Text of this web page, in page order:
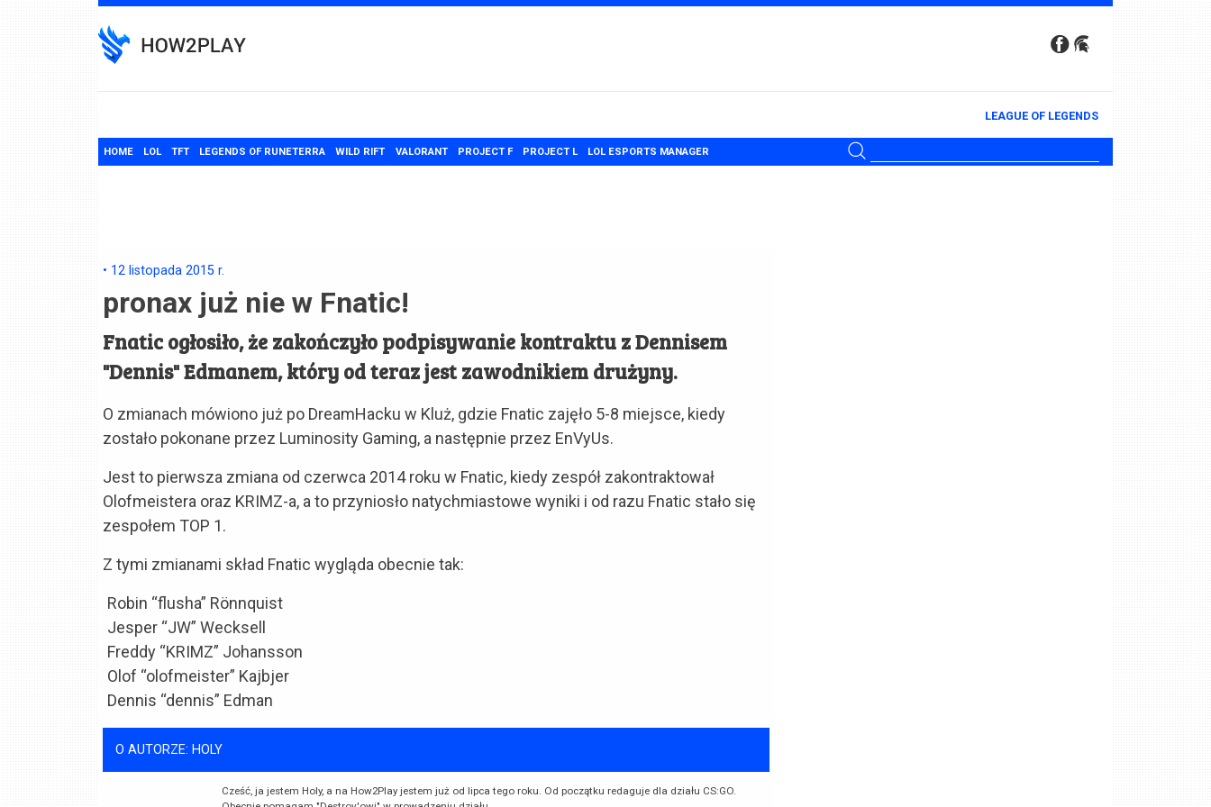
to
content
LEAGUE OF LEGENDS
HOME LOL TFT LEGENDS OF RUNETERRA WILD RIFT VALORANT PROJECT F PROJECT L LOL ESPORTS MANAGER
• 12 listopada 2015 r.
pronax już nie w Fnatic!
Fnatic ogłosiło, że zakończyło podpisywanie kontraktu z Dennisem
"Dennis" Edmanem, który od teraz jest zawodnikiem drużyny.
O zmianach mówiono już po DreamHacku w Kluż, gdzie Fnatic zajęło 5-8 miejsce, kiedy
zostało pokonane przez Luminosity Gaming, a następnie przez EnVyUs.
Jest to pierwsza zmiana od czerwca 2014 roku w Fnatic, kiedy zespół zakontraktował
Olofmeistera oraz KRIMZ-a, a to przyniosło natychmiastowe wyniki i od razu Fnatic stało się
zespołem TOP 1.
Z tymi zmianami skład Fnatic wygląda obecnie tak:
Robin “flusha” Rönnquist
Jesper “JW” Wecksell
Freddy “KRIMZ” Johansson
Olof “olofmeister” Kajbjer
Dennis “dennis” Edman
O AUTORZE: HOLY
Cześć, ja jestem Holy, a na How2Play jestem już od lipca tego roku. Od początku redaguje dla działu CS:GO.